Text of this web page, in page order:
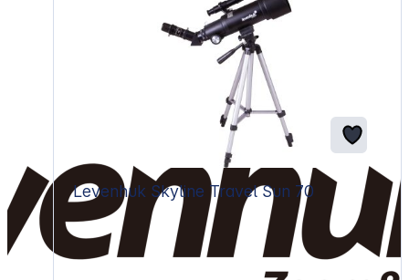
Levenhuk Skyline Travel Sun 70